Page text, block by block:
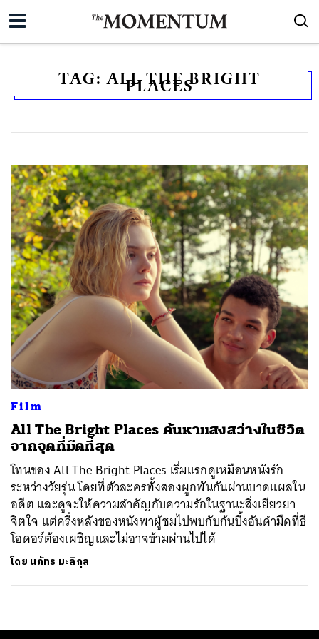
TAG:ALL THE BRIGHT
PLACES
Film
All The Bright Places ค้นหาแสงสว่างในชีวิต
จากจุดที่มืดที่สุด
โทนของ All The Bright Places เริ่มแรกดูเหมือนหนังรัก
ระหว่างวัยรุ่น โดยที่ตัวละครทั้งสองผูกพันกันผ่านบาดแผลใน
อดีต และดูจะให้ความสำคัญกับความรักในฐานะสิ่งเยียวยา
จิตใจ แต่ครึ่งหลังของหนังพาผู้ชมไปพบกับก้นบึ้งอันดำมืดที่ธี
โอดอร์ต้องเผชิญและไม่อาจข้ามผ่านไปได้
โดย นภัทร มะลิกุล
SHARE TWEET LINE EMAIL